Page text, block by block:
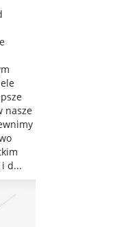
nasze
d...